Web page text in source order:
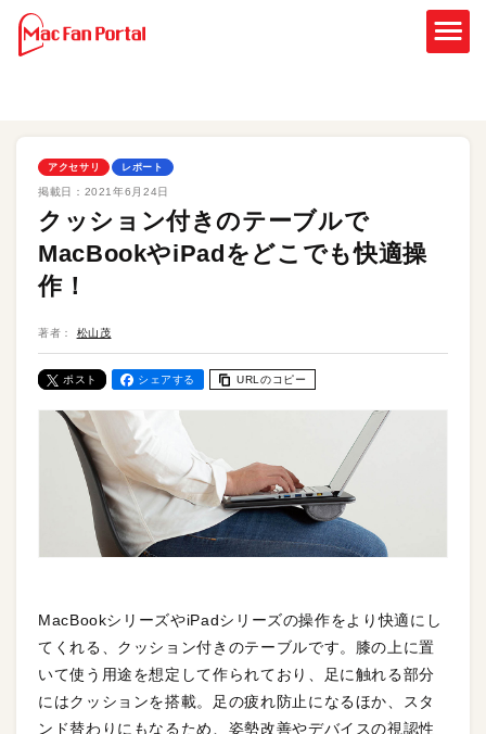
アクセサリ レポート
掲載日： 2021年6月24日
クッション付きのテーブルで
MacBookやiPadをどこでも快適操
作！
著者： 松山茂
ポスト シェアする URLのコピー
MacBookシリーズやiPadシリーズの操作をより快適にし
てくれる、クッション付きのテーブルです。膝の上に置
いて使う用途を想定して作られており、足に触れる部分
にはクッションを搭載。足の疲れ防止になるほか、スタ
ンド替わりにもなるため、姿勢改善やデバイスの視認性